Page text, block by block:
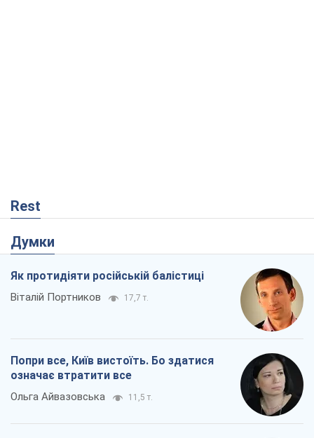
Rest
Думки
Як протидіяти російській балістиці
Віталій Портников 17,7 т.
Попри все, Київ вистоїть. Бо здатися
означає втратити все
Ольга Айвазовська 11,5 т.